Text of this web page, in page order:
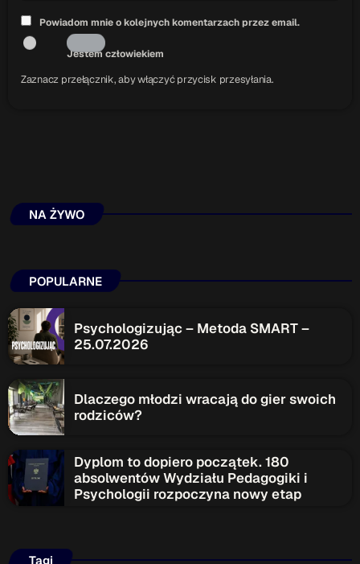
Powiadom mnie o kolejnych komentarzach przez email.
Jestem człowiekiem
Zaznacz przełącznik, aby włączyć przycisk przesyłania.
NA ŻYWO
POPULARNE
Psychologizując – Metoda SMART –
25.07.2026
Dlaczego młodzi wracają do gier swoich
rodziców?
Dyplom to dopiero początek. 180
absolwentów Wydziału Pedagogiki i
Psychologii rozpoczyna nowy etap
Tagi